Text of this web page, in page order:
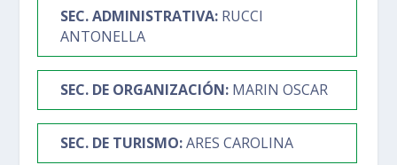
SEC. ADMINISTRATIVA: RUCCI
ANTONELLA
SEC. DE ORGANIZACIÓN: MARIN OSCAR
SEC. DE TURISMO:ARES CAROLINA